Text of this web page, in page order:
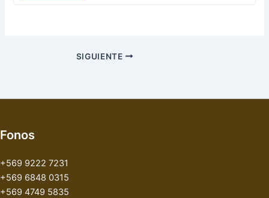
SIGUIENTE
Fonos
+569 9222 7231
+569 6848 0315
+569 4749 5835